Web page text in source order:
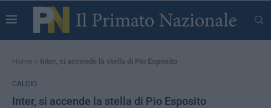
Home » Inter, si accende la stella di Pio Esposito
CALCIO
Inter, si accende la stella di Pio Esposito